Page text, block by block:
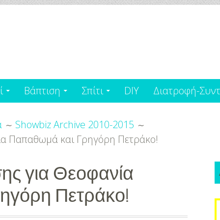
Βάπτιση Σπίτι DIY Διατροφή-
Showbiz Archive 2010-2015
Παπαθωμά και Γρηγόρη Πετράκο!
για Θεοφανία
Πετράκο!